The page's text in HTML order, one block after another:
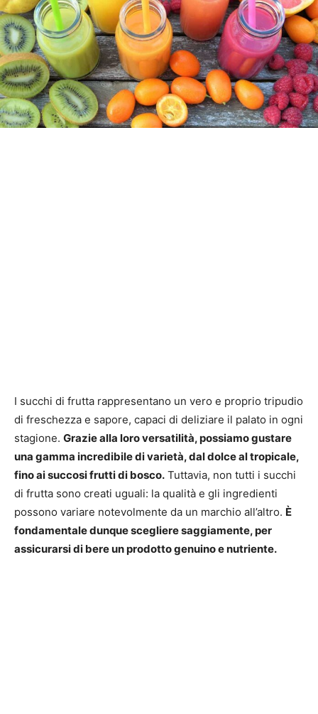
I succhi di frutta rappresentano un vero e proprio tripudio
di freschezza e sapore, capaci di deliziare il palato in ogni
stagione. Grazie alla loro versatilità, possiamo gustare
una gamma incredibile di varietà, dal dolce al tropicale,
fino ai succosi frutti di bosco. Tuttavia, non tutti i succhi
di frutta sono creati uguali: la qualità e gli ingredienti
possono variare notevolmente da un marchio all’altro. È
fondamentale dunque scegliere saggiamente, per
assicurarsi di bere un prodotto genuino e nutriente.